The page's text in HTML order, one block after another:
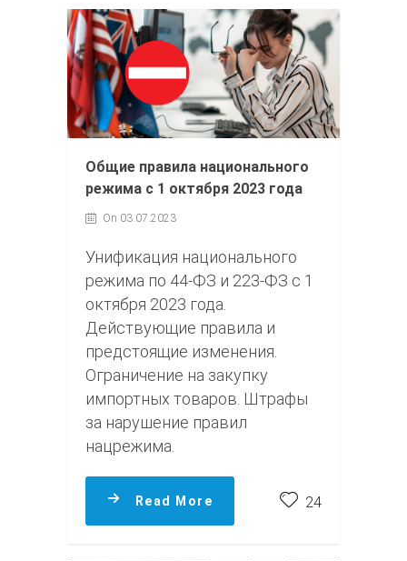
Общие правила национального
режима с 1 октября 2023 года
On 03.07.2023
Унификация национального
режима по 44-ФЗ и 223-ФЗ с 1
октября 2023 года.
Действующие правила и
предстоящие изменения.
Ограничение на закупку
импортных товаров. Штрафы
за нарушение правил
нацрежима.
Read More 24